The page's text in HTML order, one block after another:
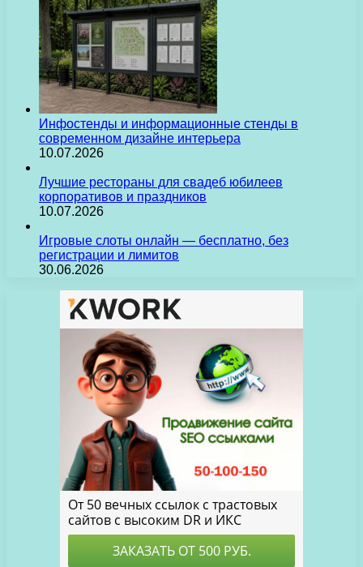
Инфостенды и информационные стенды в
современном дизайне интерьера
10.07.2026
Лучшие рестораны для свадеб юбилеев
корпоративов и праздников
10.07.2026
Игровые слоты онлайн — бесплатно, без
регистрации и лимитов
30.06.2026